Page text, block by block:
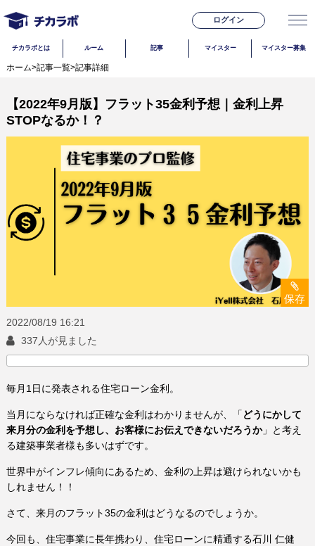
ログイン
チカラボとは ルーム 記事 マイスター マイスター募集
ホーム>記事一覧>記事詳細
【2022年9月版】フラット35金利予想｜金利上昇
STOPなるか！？
保存
2022/08/19 16:21
337人が見ました
毎月1日に発表される住宅ローン金利。
当月にならなければ正確な金利はわかりませんが、「 どうにかして
来月分の金利を予想し、お客様にお伝えできないだろうか」と考え
る建築事業者様も多いはずです。
世界中がインフレ傾向にあるため、金利の上昇は避けられないかも
しれません！！
さて、来月のフラット35の金利はどうなるのでしょうか。
今回も、住宅事業に長年携わり、住宅ローンに精通する石川 仁健